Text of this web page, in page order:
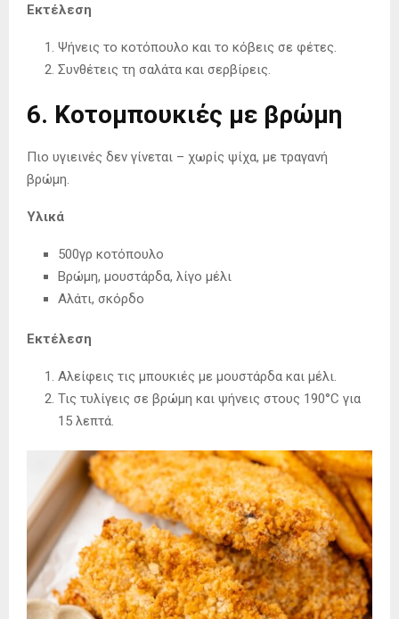
Εκτέλεση
Ψήνεις το κοτόπουλο και το κόβεις σε φέτες.
Συνθέτεις τη σαλάτα και σερβίρεις.
6. Κοτομπουκιές με βρώμη
Πιο υγιεινές δεν γίνεται – χωρίς ψίχα, με τραγανή
βρώμη.
Υλικά
500γρ κοτόπουλο
Βρώμη, μουστάρδα, λίγο μέλι
Αλάτι, σκόρδο
Εκτέλεση
Αλείφεις τις μπουκιές με μουστάρδα και μέλι.
Τις τυλίγεις σε βρώμη και ψήνεις στους 190°C για
15 λεπτά.